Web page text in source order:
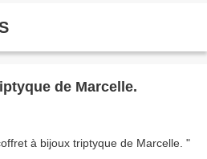
de Marcelle.